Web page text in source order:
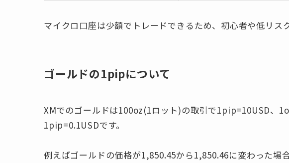
マイクロ口座は少額でトレードできるため、初心者や低リス
ゴールドの1pipについて
XMでのゴールドは100oz(1ロット)の取引で1pip=10USD、
1pip=0.1USDです。
例えばゴールドの価格が1,850.45から1,850.46に変わった場